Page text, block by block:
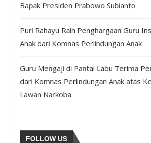
Bapak Presiden Prabowo Subianto
Puri Rahayu Raih Penghargaan Guru
Anak dari Komnas Perlindungan Anak
Guru Mengaji di Pantai Labu Terima
dari Komnas Perlindungan Anak atas
Lawan Narkoba
FOLLOW US